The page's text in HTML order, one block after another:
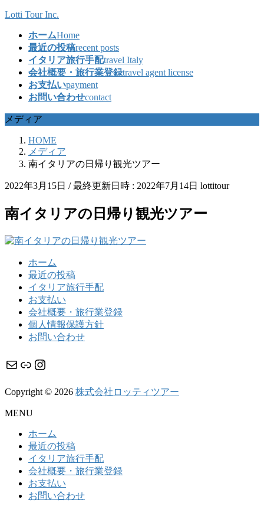
コ
ッ
プ
ナ
移
動
Lotti Tour Inc.
ホームHome
最近の投稿recent posts
イタリア旅行手配travel Italy
会社概要・旅行業登録travel agent license
お支払いpayment
お問い合わせcontact
メディア
HOME
メディア
南イタリアの日帰り観光ツアー
2022年3月15日 / 最終更新日時 : 2022年7月14日 lottitour
南イタリアの日帰り観光ツアー
ホーム
最近の投稿
イタリア旅行手配
お支払い
会社概要・旅行業登録
個人情報保護方針
お問い合わせ
メール リンク Instagram
Copyright © 2026 株式会社ロッティツアー
MENU
ホーム
最近の投稿
イタリア旅行手配
会社概要・旅行業登録
お支払い
お問い合わせ